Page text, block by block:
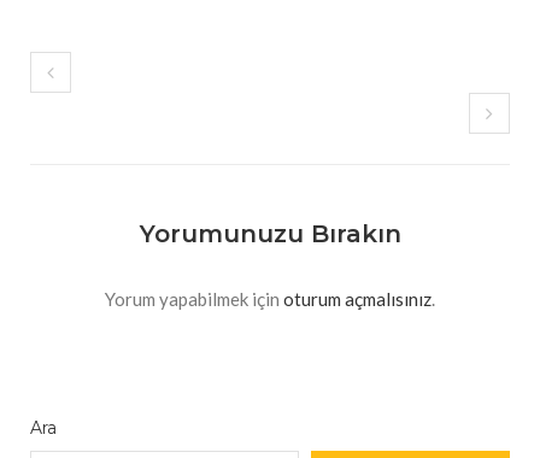
Yorumunuzu Bırakın
Yorum yapabilmek için oturum açmalısınız.
Ara